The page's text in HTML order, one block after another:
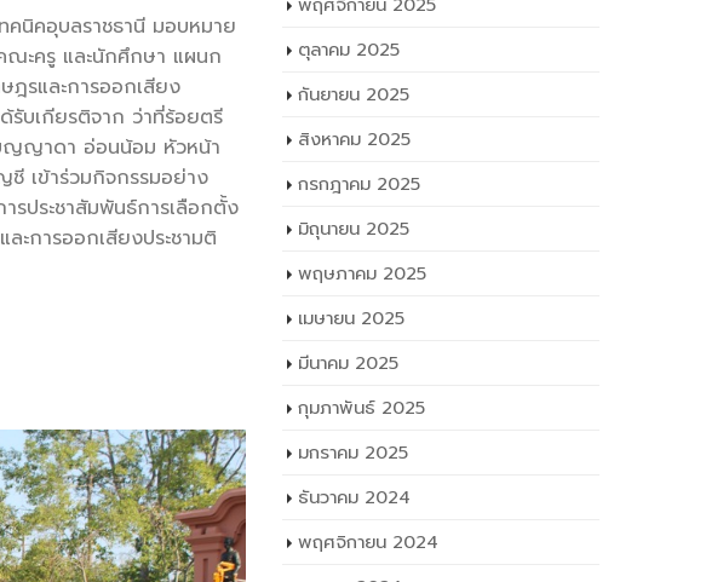
นิคอุบลราชธานี มอบหมาย
ะครู และนักศึกษา แผนก
ฎรและการออกเสียง
รับเกียรติจาก ว่าที่ร้อยตรี
บญญาดา อ่อนน้อม หัวหน้า
เข้าร่วมกิจกรรมอย่าง
รประชาสัมพันธ์การเลือกตั้ง
ะการออกเสียงประชามติ
พฤศจิกายน 2025
ตุลาคม 2025
กันยายน 2025
สิงหาคม 2025
กรกฎาคม 2025
มิถุนายน 2025
พฤษภาคม 2025
เมษายน 2025
มีนาคม 2025
กุมภาพันธ์ 2025
มกราคม 2025
ธันวาคม 2024
พฤศจิกายน 2024